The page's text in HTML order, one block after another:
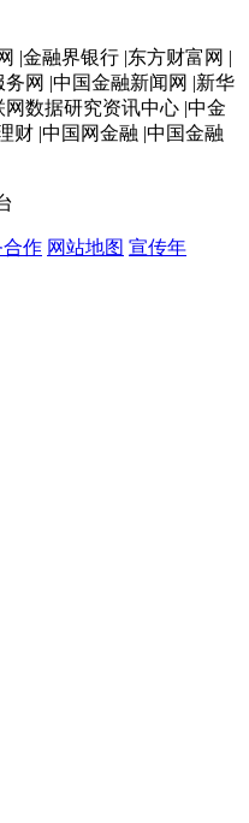
|金融界银行 |东方财富网 |
网 |中国金融新闻网 |新华
数据研究资讯中心 |中金
财 |中国网金融 |中国金融
作 网站地图 宣传年